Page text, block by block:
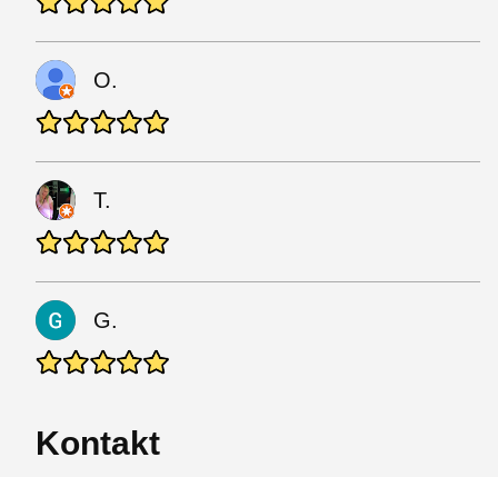
O.
T.
G.
Kontakt